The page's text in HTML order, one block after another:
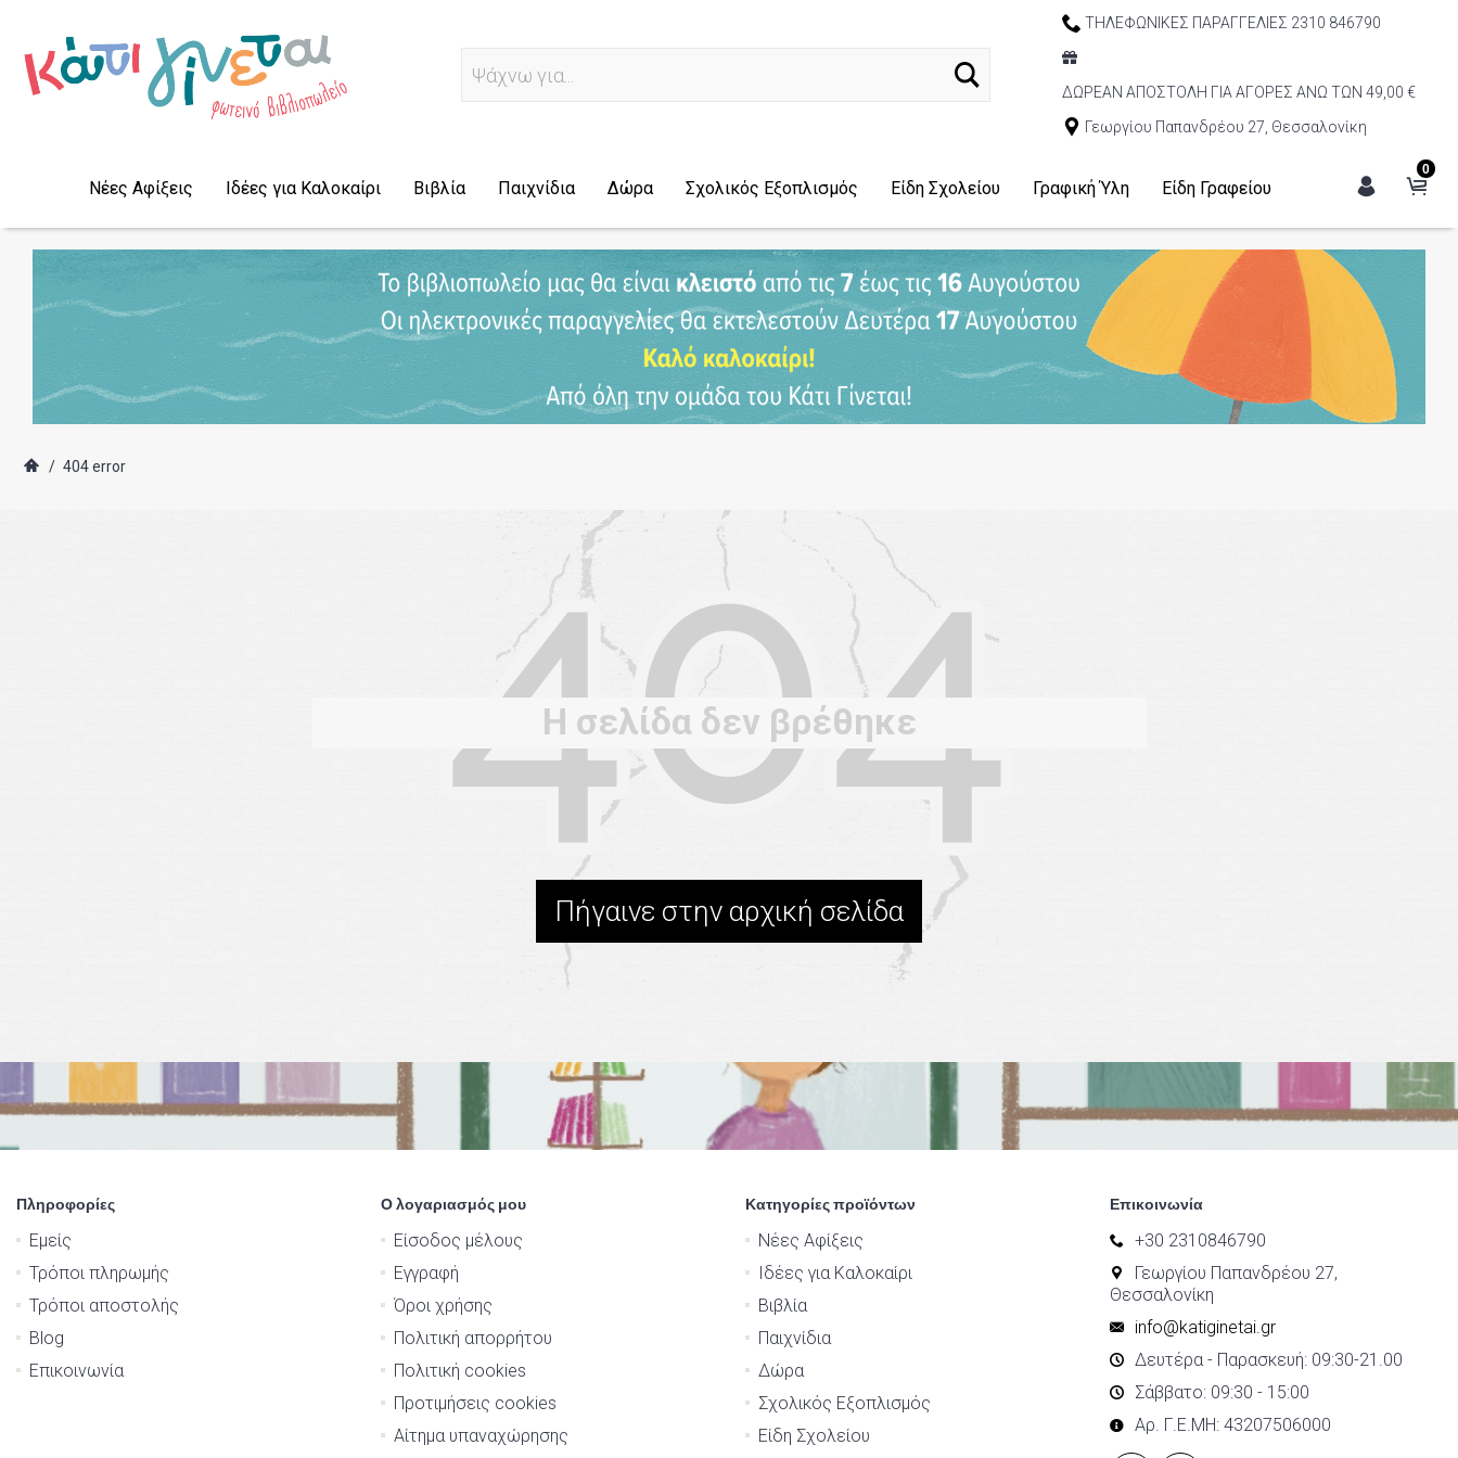
Αναζήτ
ΤΗΛΕΦΩΝΙΚΕΣ ΠΑΡΑΓΓΕΛΙΕΣ 2310 846790
ΔΩΡΕΑΝ ΑΠΟΣΤΟΛΗ ΓΙΑ ΑΓΟΡΕΣ ΑΝΩ ΤΩΝ 49,00 €
Γεωργίου Παπανδρέου 27, Θεσσαλονίκη
0
Νέες Αφίξεις Ιδέες για Καλοκαίρι Βιβλία Παιχνίδια Δώρα Σχολικός Εξοπλισμός Είδη Σχολείου Γραφική Ύλη Είδη Γραφείου
/ 404 error
Η σελίδα δεν βρέθηκε
Πήγαινε στην αρχική σελίδα
Πληροφορίες
Εμείς
Τρόποι πληρωμής
Τρόποι αποστολής
Blog
Επικοινωνία
Ο λογαριασμός μου
Είσοδος μέλους
Εγγραφή
Όροι χρήσης
Πολιτική απορρήτου
Πολιτική cookies
Προτιμήσεις cookies
Αίτημα υπαναχώρησης
Κατηγορίες προϊόντων
Νέες Αφίξεις
Ιδέες για Καλοκαίρι
Βιβλία
Παιχνίδια
Δώρα
Σχολικός Εξοπλισμός
Είδη Σχολείου
Επικοινωνία
+30 2310846790
Γεωργίου Παπανδρέου 27,
Θεσσαλονίκη
info@katiginetai.gr
Δευτέρα - Παρασκευή: 09:30-21.00
Σάββατο: 09:30 - 15:00
Αρ. Γ.Ε.ΜΗ: 43207506000